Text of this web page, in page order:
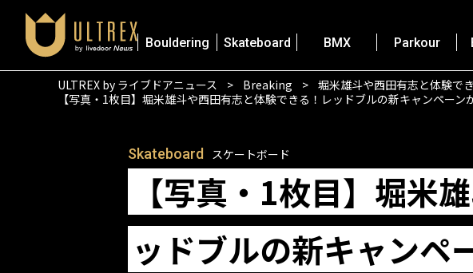
Bouldering Skateboard BMX Parkour
ULTREX by ライブドアニュース Breaking
堀米雄斗や西田有志と体験で
【写真・1枚目】堀米雄斗や西田有志と体験できる！レッドブルの新キャンペーン
Skateboard スケートボード
【写真・1枚目】堀米
ッドブルの新キャン